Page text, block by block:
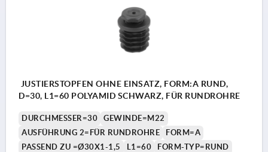
JUSTIERSTOPFEN OHNE EINSATZ, FORM:A RUND,
D=30, L1=60 POLYAMID SCHWARZ, FÜR RUNDROHRE
DURCHMESSER=30
GEWINDE=M22
AUSFÜHRUNG 2=FÜR RUNDROHRE
FORM=A
PASSEND ZU =Ø30X1-1,5
L1=60
FORM-TYP=RUND